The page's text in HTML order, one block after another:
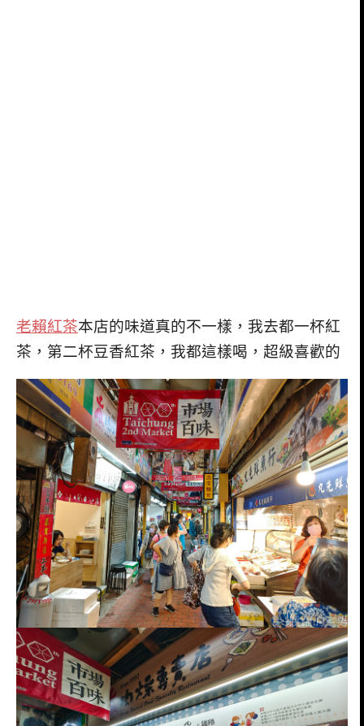
老賴紅茶本店的味道真的不一樣，我去都一杯紅
茶，第二杯豆香紅茶，我都這樣喝，超級喜歡的